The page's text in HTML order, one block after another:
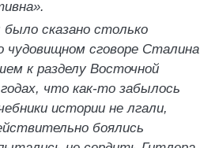
было сказано столько
чудовищном сговоре Сталина
к разделу Восточной
что как-то забылось
истории не лгали,
боялись